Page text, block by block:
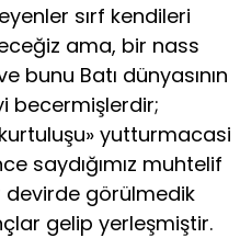
sırf kendileri
ama, bir nass
bunu Batı dünyasının
becermişlerdir;
yutturmacasi
saydığımız muhtelif
görülmedik
gelip yerleşmiştir.